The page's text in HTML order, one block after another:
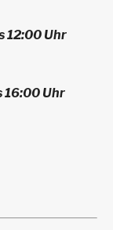
12:00 Uhr
16:00 Uhr